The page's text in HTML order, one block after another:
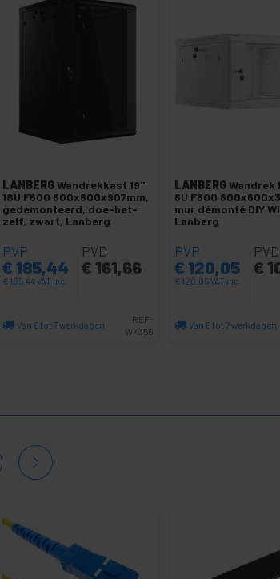
LANBERGWandrekkast 19"
18U F600 600x600x907mm,
gedemonteerd, doe-het-
zelf, zwart, Lanberg
PVP
€ 185,44
€ 185,44 VAT inc.
PVD
€ 161,66
Van 6 tot 7 werkdagen
REF:
WK356
LANBERGWandrek
6U F600
mur démonté DIY
Lanberg
PVP
€ 120,05
€ 120,05VAT inc.
PVD
€
Van 6 tot 7 werkdagen